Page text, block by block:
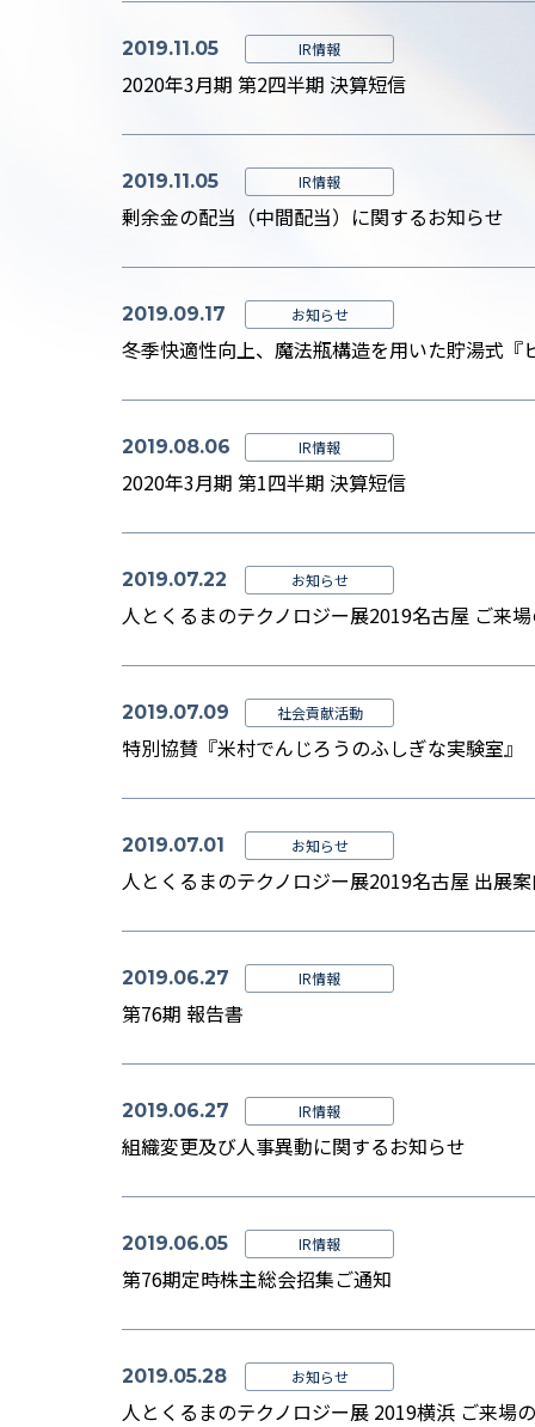
2019.11.05 IR情報
2020年3月期 第2四半期 決算短信
2019.11.05 IR情報
剰余金の配当（中間配当）に関するお知らせ
2019.09.17 お知らせ
2019.08.06 IR情報
2020年3月期 第1四半期 決算短信
2019.07.22 お知らせ
人とくるまのテクノロジー展2019名古屋 ご来
2019.07.09 社会貢献活動
特別協賛『米村でんじろうのふしぎな実験室』
2019.07.01 お知らせ
人とくるまのテクノロジー展2019名古屋 出展
2019.06.27 IR情報
第76期 報告書
2019.06.27 IR情報
組織変更及び人事異動に関するお知らせ
2019.06.05 IR情報
第76期定時株主総会招集ご通知
2019.05.28 お知らせ
人とくるまのテクノロジー展 2019横浜 ご来場